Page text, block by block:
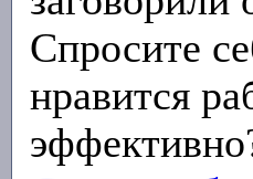
Спросите
нравится